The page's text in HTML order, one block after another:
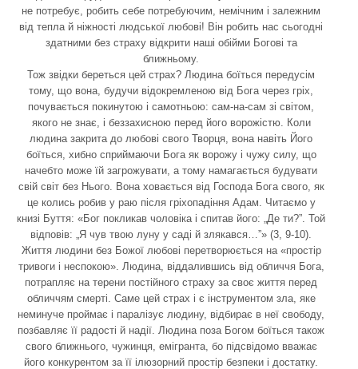
не потребує, робить себе потребуючим, немічним і залежним
від тепла й ніжності людської любові! Він робить нас сьогодні
здатними без страху відкрити наші обійми Богові та
ближньому.
Тож звідки береться цей страх? Людина боїться передусім
тому, що вона, будучи відокремленою від Бога через гріх,
почувається покинутою і самотньою: сам-на-сам зі світом,
якого не знає, і беззахисною перед його ворожістю. Коли
людина закрита до любові свого Творця, вона навіть Його
боїться, хибно сприймаючи Бога як ворожу і чужу силу, що
начебто може їй загрожувати, а тому намагається будувати
свій світ без Нього. Вона ховається від Господа Бога свого, як
це колись робив у раю після гріхопадіння Адам. Читаємо у
книзі Буття: «Бог покликав чоловіка і спитав його: „Де ти?”. Той
відповів: „Я чув твою луну у саді й злякався…”» (3, 9-10).
Життя людини без Божої любові перетворюється на «простір
тривоги і неспокою». Людина, віддалившись від обличчя Бога,
потрапляє на терени постійного страху за своє життя перед
обличчям смерті. Саме цей страх і є інструментом зла, яке
неминуче проймає і паралізує людину, відбирає в неї свободу,
позбавляє її радості й надії. Людина поза Богом боїться також
свого ближнього, чужинця, емігранта, бо підсвідомо вважає
його конкурентом за її ілюзорний простір безпеки і достатку.